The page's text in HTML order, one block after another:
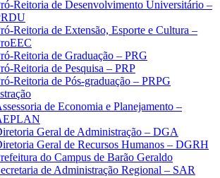
Reitoria de Desenvolvimento Universitário –
Reitoria de Extensão, Esporte e Cultura –
Reitoria de Graduação – PRG
Reitoria de Pesquisa – PRP
Reitoria de Pós-graduação – PRPG
de Economia e Planejamento –
Geral de Administração – DGA
Geral de Recursos Humanos – DGRH
do Campus de Barão Geraldo
de Administração Regional – SAR